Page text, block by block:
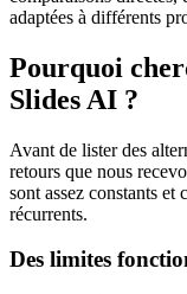
adaptées à différents
Pourquoi
Slides AI ?
Avant de lister des
retours que nous
sont assez constants
récurrents.
Des limites